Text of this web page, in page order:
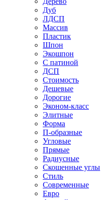
Дуб
ЛДСП
Массив
Пластик
Шпон
Экошпон
С патиной
ДСП
Стоимость
Дешевые
Дорогие
Эконом-класс
Элитные
Форма
П-образные
Угловые
Прямые
Радиусные
Скошенные углы
Стиль
Современные
Евро